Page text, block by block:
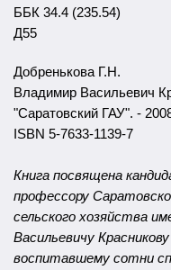
ББК 34.4 (235.54)
Д55
Добренькова Г.Н.
Владимир Васильевич
"Саратовский ГАУ". -
ISBN 5-7633-1139-7
Книга посвящена
профессору
сельского хозяйства
Васильевичу
воспитавшему сотни